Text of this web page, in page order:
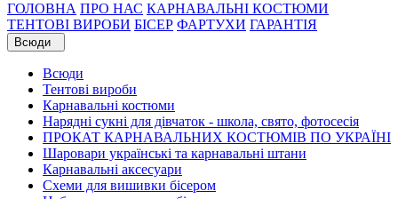
ГОЛОВНА ПРО НАС КАРНАВАЛЬНІ КОСТЮМИ
ТЕНТОВІ ВИРОБИ БІСЕР ФАРТУХИ ГАРАНТІЯ
Всюди
Всюди
Тентові вироби
Карнавальні костюми
Нарядні сукні для дівчаток - школа, свято, фотосесія
ПРОКАТ КАРНАВАЛЬНИХ КОСТЮМІВ ПО УКРАЇНІ
Шаровари українські та карнавальні штани
Карнавальні аксесуари
Схеми для вишивки бісером